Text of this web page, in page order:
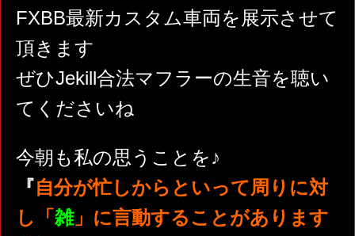
FXBB最新カスタム車両を展示させて
頂きます
ぜひJekill合法マフラーの生音を聴い
てくださいね
今朝も私の思うことを♪
『自分が忙しからといって周りに対
し「 雑」に言動することがあります